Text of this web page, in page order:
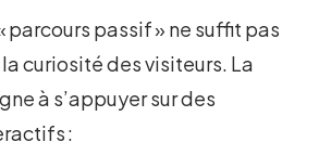
parcours passif » ne suffit pas
curiosité des visiteurs. La
à s’appuyer sur des
: